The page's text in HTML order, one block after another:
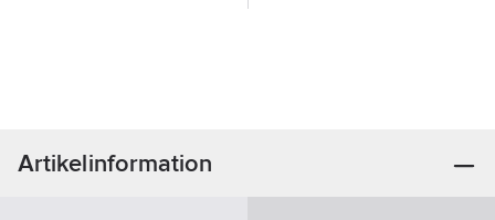
Artikelinformation